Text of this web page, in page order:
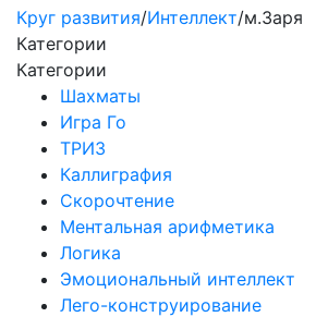
Круг развития/Интеллект/м.Заря
Категории
Категории
Шахматы
Игра Го
ТРИЗ
Каллиграфия
Скорочтение
Ментальная арифметика
Логика
Эмоциональный интеллект
Лего-конструирование